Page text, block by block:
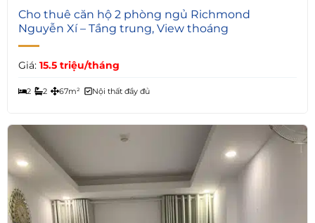
6
Cho thuê căn hộ 2 phòng ngủ Richmond
Nguyễn Xí – Tầng trung, View thoáng
Giá: 15.5 triệu/tháng
2 2 67m² Nội thất đầy đủ